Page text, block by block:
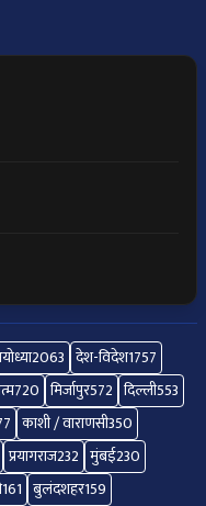
2063 देश-विदेश1757
720 मिर्जापुर572 दिल्ली553
काशी / वाराणसी350
प्रयागराज232 मुंबई230
161 बुलंदशहर159